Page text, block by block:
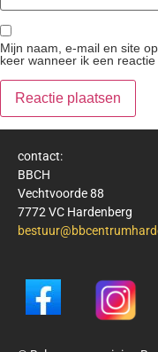
Mijn naam, e-mail en site
keer wanneer ik een reactie
contact:
BBCH
Vechtvoorde 88
7772 VC Hardenberg